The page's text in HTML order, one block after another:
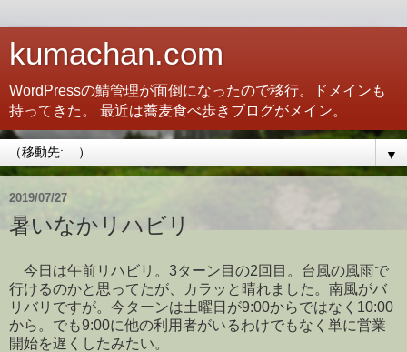
kumachan.com
WordPressの鯖管理が面倒になったので移行。ドメインも
持ってきた。 最近は蕎麦食べ歩きブログがメイン。
▼
2019/07/27
暑いなかリハビリ
今日は午前リハビリ。3ターン目の2回目。台風の風雨で
行けるのかと思ってたが、カラッと晴れました。南風がバ
リバリですが。今ターンは土曜日が9:00からではなく10:00
から。でも9:00に他の利用者がいるわけでもなく単に営業
開始を遅くしたみたい。